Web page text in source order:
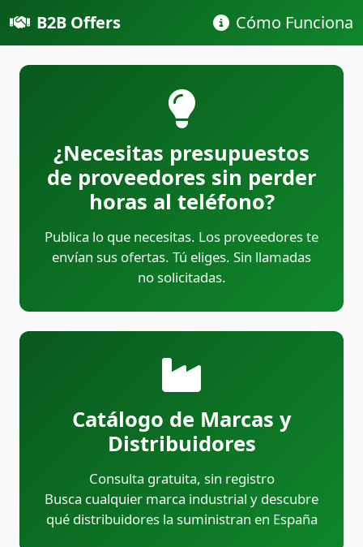
B2B Offers Cómo Funciona
¿Necesitas presupuestos
de proveedores sin perder
horas al teléfono?
Publica lo que necesitas. Los proveedores te
envían sus ofertas. Tú eliges. Sin llamadas
no solicitadas.
Catálogo de Marcas y
Distribuidores
Consulta gratuita, sin registro
Busca cualquier marca industrial y descubre
qué distribuidores la suministran en España